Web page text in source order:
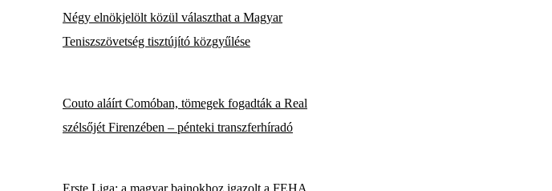
Négy elnökjelölt közül választhat a Magyar
Teniszszövetség tisztújító közgyűlése
Couto aláírt Comóban, tömegek fogadták a Real
szélsőjét Firenzében – pénteki transzferhíradó